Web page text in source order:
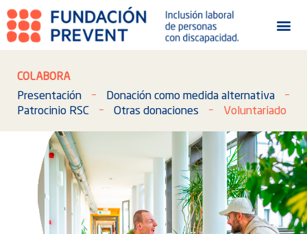
COLABORA
Presentación
Donación como medida alternativa
Patrocinio RSC
Otras donaciones Voluntariado